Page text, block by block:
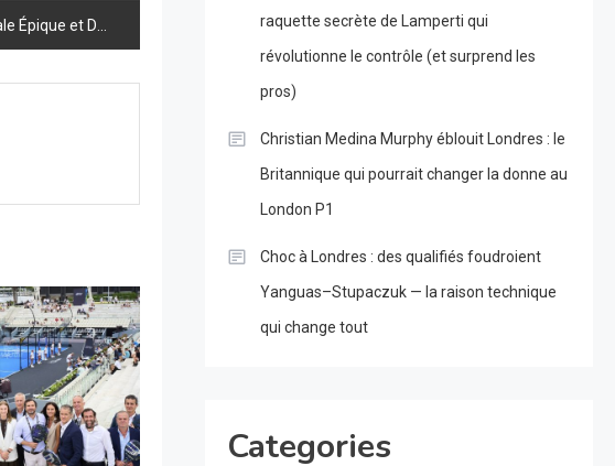
les Stars Présentes !
raquette secrète de Lamperti qui
révolutionne le contrôle (et surprend les
pros)
Christian Medina Murphy éblouit Londres : le
Britannique qui pourrait changer la donne au
London P1
Choc à Londres : des qualifiés foudroient
Yanguas–Stupaczuk — la raison technique
qui change tout
Categories